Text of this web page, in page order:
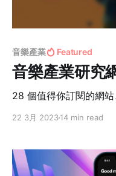
音樂產業 Featured
音樂產業研究
28 個值得你訂閱的網
22 3月 202314 min read